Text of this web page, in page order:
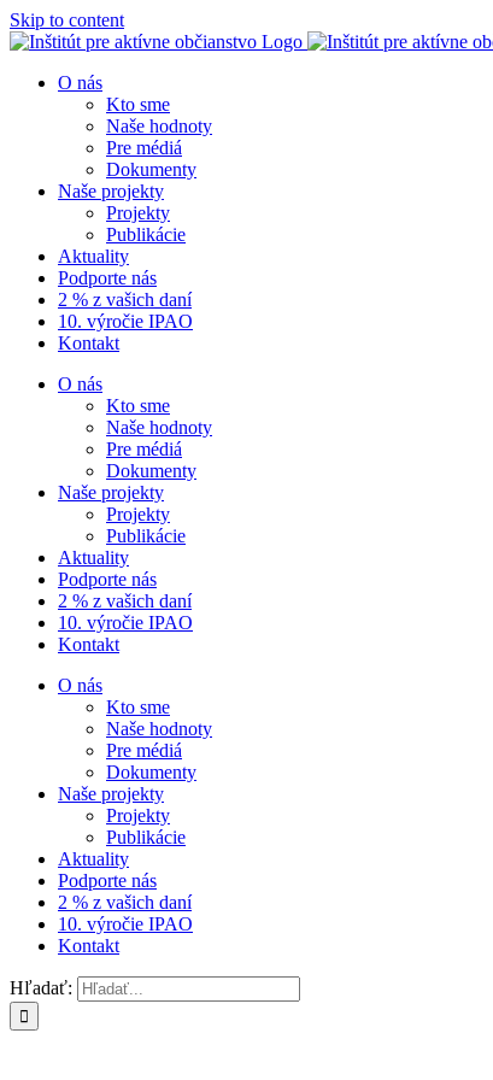
Skip to content
O nás
Kto sme
Naše hodnoty
Pre médiá
Dokumenty
Naše projekty
Projekty
Publikácie
Aktuality
Podporte nás
2 % z vašich daní
10. výročie IPAO
Kontakt
O nás
Kto sme
Naše hodnoty
Pre médiá
Dokumenty
Naše projekty
Projekty
Publikácie
Aktuality
Podporte nás
2 % z vašich daní
10. výročie IPAO
Kontakt
O nás
Kto sme
Naše hodnoty
Pre médiá
Dokumenty
Naše projekty
Projekty
Publikácie
Aktuality
Podporte nás
2 % z vašich daní
10. výročie IPAO
Kontakt
Hľadať: